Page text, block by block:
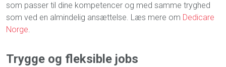
som passer til dine kompetencer og med samme tryghed
som ved en almindelig ansættelse. Læs mere om Dedicare
Norge.
Trygge og fleksible jobs